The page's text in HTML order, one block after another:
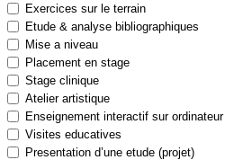
Exercices sur le terrain
Etude & analyse bibliographiques
Mise a niveau
Placement en stage
Stage clinique
Atelier artistique
Enseignement interactif sur ordinateur
Visites educatives
Presentation d’une etude (projet)